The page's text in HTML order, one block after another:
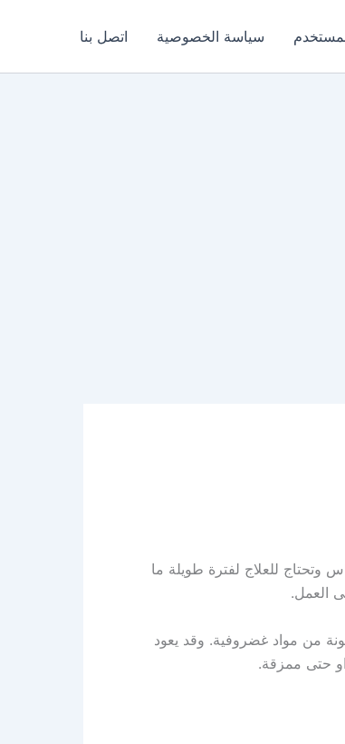
سياسة الخصوصية اتصل بنا
وتحتاج للعلاج لفترة طويلة ما
العمل.
من مواد غضروفية. وقد يعود
او حتى ممزقة.